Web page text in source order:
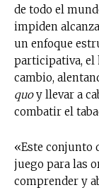
de todo el
impiden
un enfoque
participativa, el
cambio,
quoy llevar a
combatir el
«Este conjunto
juego para las
comprender y